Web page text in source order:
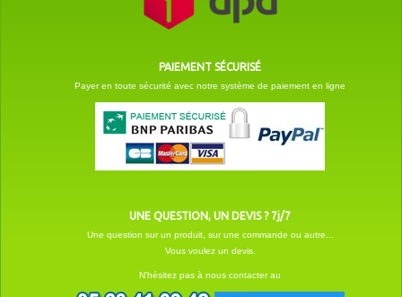
PAIEMENT SÉCURISÉ
Payer en toute sécurité avec notre système de paiement en ligne
UNE QUESTION, UN DEVIS ? 7j/7
Une question sur un produit, sur une commande ou autre...
Vous voulez un devis.
N'hésitez pas à nous contacter au